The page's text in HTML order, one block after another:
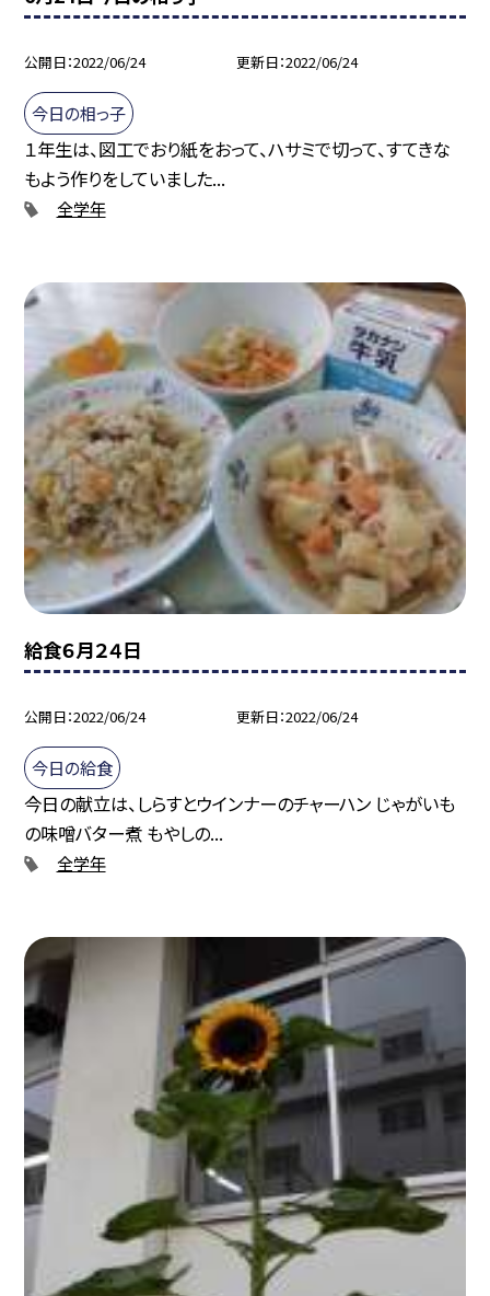
公開日 2022/06/24 更新日 2022/06/24
今日の相っ子
１年生は、図工でおり紙をおって、ハサミで切って、すてきな
もよう作りをしていました...
全学年
給食６月２４日
公開日 2022/06/24 更新日 2022/06/24
今日の給食
今日の献立は、しらすとウインナーのチャーハン じゃがいも
の味噌バター煮 もやしの...
全学年